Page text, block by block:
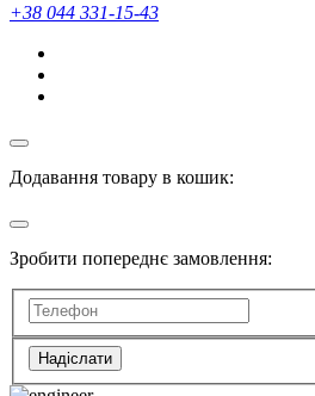
+38 044 331-15-43
Додавання товару в кошик:
Зробити попереднє замовлення:
Надіслати